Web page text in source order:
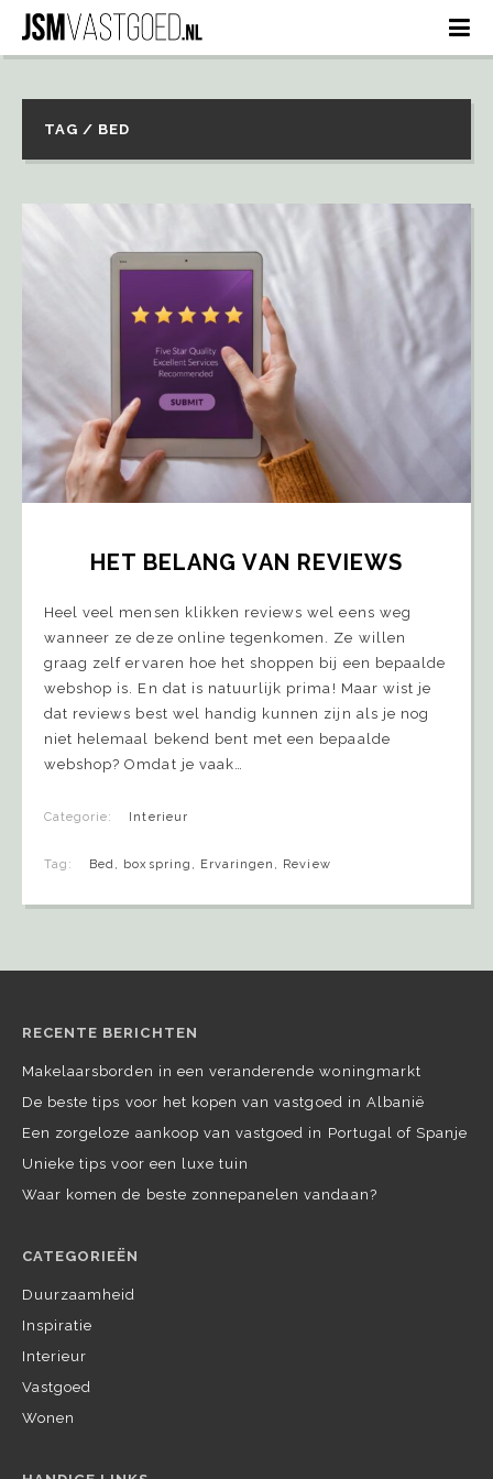
TAG / BED
HET BELANG VAN REVIEWS
Heel veel mensen klikken reviews wel eens weg
wanneer ze deze online tegenkomen. Ze willen
graag zelf ervaren hoe het shoppen bij een bepaalde
webshop is. En dat is natuurlijk prima! Maar wist je
dat reviews best wel handig kunnen zijn als je nog
niet helemaal bekend bent met een bepaalde
webshop? Omdat je vaak…
Categorie: Interieur
Tag: Bed , boxspring , Ervaringen , Review
RECENTE BERICHTEN
Makelaarsborden in een veranderende woningmarkt
De beste tips voor het kopen van vastgoed in Albanië
Een zorgeloze aankoop van vastgoed in Portugal of Spanje
Unieke tips voor een luxe tuin
Waar komen de beste zonnepanelen vandaan?
CATEGORIEËN
Duurzaamheid
Inspiratie
Interieur
Vastgoed
Wonen